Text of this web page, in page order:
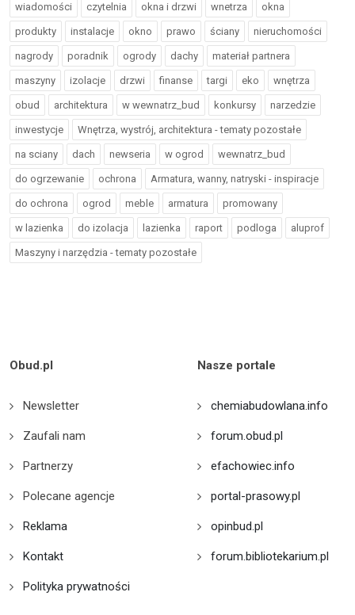
wiadomości czytelnia okna i drzwi wnetrza okna
produkty instalacje okno prawo ściany nieruchomości
nagrody poradnik ogrody dachy materiał partnera
maszyny izolacje drzwi finanse targi eko wnętrza
obud architektura w wewnatrz_bud konkursy narzedzie
inwestycje Wnętrza, wystrój, architektura - tematy pozostałe
na sciany dach newseria w ogrod wewnatrz_bud
do ogrzewanie ochrona Armatura, wanny, natryski - inspiracje
do ochrona ogrod meble armatura promowany
w lazienka do izolacja lazienka raport podloga aluprof
Maszyny i narzędzia - tematy pozostałe
Obud.pl
Newsletter
Zaufali nam
Partnerzy
Polecane agencje
Reklama
Kontakt
Polityka prywatności
Nasze portale
chemiabudowlana.info
forum.obud.pl
efachowiec.info
portal-prasowy.pl
opinbud.pl
forum.bibliotekarium.pl